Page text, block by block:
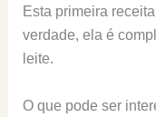
Esta primeira
verdade, ela é
leite.
O que pode ser